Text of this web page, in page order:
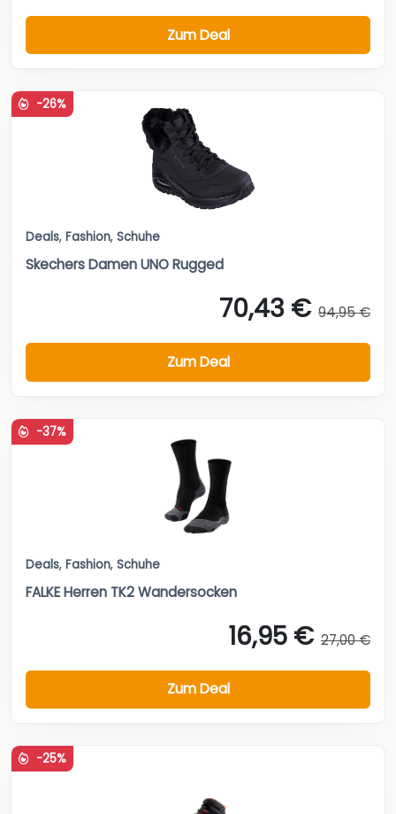
Zum Deal
-26%
Deals, Fashion, Schuhe
Skechers Damen UNO Rugged
70,43 € 94,95 €
Zum Deal
-37%
Deals, Fashion, Schuhe
FALKE Herren TK2 Wandersocken
16,95 € 27,00 €
Zum Deal
-25%